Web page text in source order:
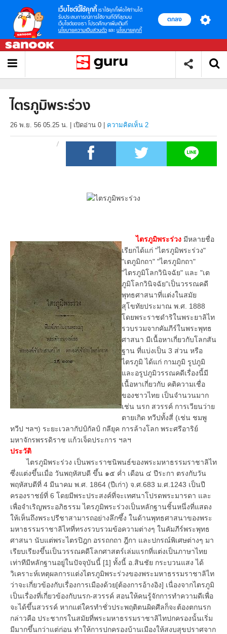
เว็บไซต์นี้ใช้คุกกี้ เราใช้คุกกี้เพื่อให้ท่านได้
รับประสบการณ์การใช้งานที่ดีที่สุดบน
เว็บไซต์ของเรา โปรดศึกษาเพิ่มเติมที่
นโยบายความเป็นส่วนตัว และ นโยบายคุกกี้
ตกลง
ไตรภูมิพระร่วง
26 พ.ย. 56 05.25 น. เปิดอ่าน 0 ความคิดเห็น 2
ไตรภูมิพระร่วง มีหลายชื่อ
เรียกได้แก่ "ไตรภูมิพระร่วง"
"เตภูมิกถา" "ไตรภูมิกถา"
"ไตรภูมิโลกวินิจฉัย" และ "เต
ภูมิโลกวินิจฉัย"เป็นวรรณคดี
พุทธศาสนาที่แต่งในสมัย
สุโขทัยประมาณ พ.ศ. 1888
โดยพระราชดำริในพระยาลิไท
รวบรวมจากคัมภีร์ในพระพุทธ
ศาสนา มีเนื้อหาเกี่ยวกับโลกสัน
ฐาน ที่แบ่งเป็น 3 ส่วน หรือ
ไตรภูมิ ได้แก่ กามภูมิ รูปภูมิ
และอรูปภูมิวรรณคดีเรื่องนี้มี
เนื้อหาเกี่ยวกับ คติความเชื่อ
ของชาวไทย เป็นจำนวนมาก
เช่น นรก สวรรค์ การเวียนว่าย
ตายเกิด ทวีปทั้งสี่ (เช่น ชมพู
ทวีป ฯลฯ) ระยะเวลากัปป์กัลป์ กลียุค การล้างโลก พระศรีอาริย์
มหาจักรพรรดิราช แก้วเจ็ดประการ ฯลฯ
ประวัติ
ไตรภูมิพระร่วง เป็นพระราชนิพนธ์ของพระมหาธรรมราชาลิไท
ซึ่งแต่งขึ้นเมื่อ วันพฤหัสบดี ขึ้น ๑๕ ค่ำ เดือน ๔ ปีระกา ตรงกับวัน
พฤหัสบดีที่ 4 มีนาคม พ.ศ. 1864 (ปีเก่า) จ.ศ.683 ม.ศ.1243 เป็นปี
ครองราชย์ที่ 6 โดยมีพระประสงค์ที่จะเทศนาโปรดพระมารดา และ
เพื่อจำเริญพระอภิธรรม ไตรภูมิพระร่วงเป็นหลักฐานชิ้นหนึ่งที่แสดง
ให้เห็นถึงพระปรีชาสามารถอย่างลึกซึ้ง ในด้านพุทธศาสนาของพระ
มหาธรรมราชาลิไทที่ทรงรวบรวมข้อความต่างๆ ในคัมภีร์พระพุทธ
ศาสนา นับแต่พระไตรปิฎก อรรถกถา ฎีกา และปกรณ์พิเศษต่างๆ มา
เรียบเรียงขึ้นเป็นวรรณคดีโลกศาสตร์เล่มแรกที่แต่งเป็นภาษาไทย
เท่าทีมีหลักฐานอยู่ในปัจจุบันนี้ [1] ทั้งนี้ อ.สินชัย กระบวนแสง ได้
วิเคราะห์เหตุผลการแต่งไตรภูมิพระร่วงของพระมหาธรรมราชาลิไท
ว่าจะเกี่ยวข้องกับเรื่องการเมืองด้วย[ต้องการอ้างอิง] เนื่องจากไตรภูมิ
เป็นเรื่องที่เกี่ยวข้องกับนรก-สวรรค์ สอนให้คนรู้จักการทำความดีเพื่อ
จะได้ขึ้นสวรรค์ หากแต่ใครทำชั่วประพฤติตนผิดศีลก็จะต้องตกนรก
กล่าวคือ ประชากรในสมัยที่พระมหาธรรมราชาลิไทปกครองนั้นเริ่ม
มีมากขึ้นกว่าแต่ก่อน ทำให้การปกครองบ้านเมืองให้สงบสุขปราศจาก